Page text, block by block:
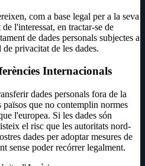
com a base legal per a la seva
l'interessat, en tractar-se de
de dades personals subjectes a
privacitat de les dades.
Internacionals
dades personals fora de la
que no contemplin normes
l'europea. Si les dades són
el risc que les autoritats nord-
dades per adoptar mesures de
sense poder recórrer legalment.